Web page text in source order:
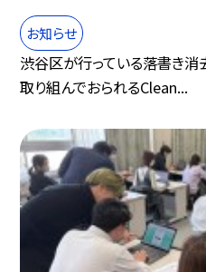
お知らせ
渋谷区が行っている落書き
取り組んでおられるClean...